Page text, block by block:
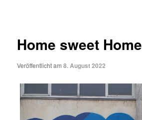
Home sweet Home
Veröffentlicht am8. August 2022